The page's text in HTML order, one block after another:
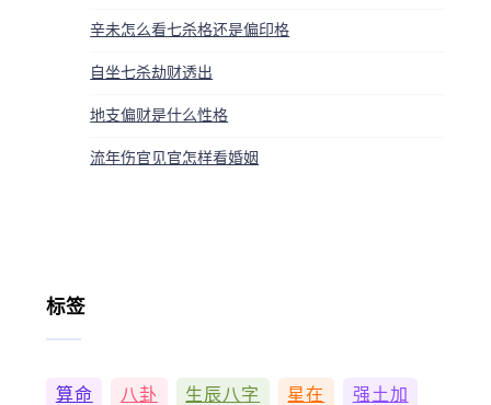
辛未怎么看七杀格还是偏印格
自坐七杀劫财透出
地支偏财是什么性格
流年伤官见官怎样看婚姻
标签
算命 八卦 生辰八字 星在 强土加